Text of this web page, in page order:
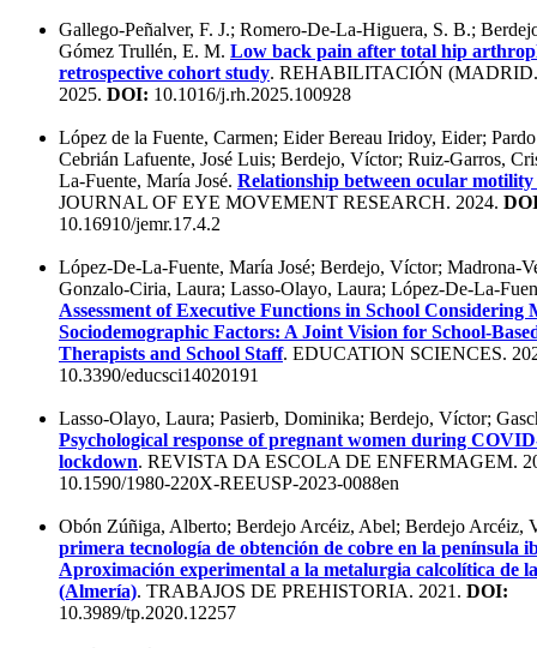
Gallego-Peñalver, F. J.; Romero-De-La-Higuera, S. B.;
Gómez Trullén, E. M. Low back pain after total hip
retrospective cohort study. REHABILITACIÓN
2025. DOI: 10.1016/j.rh.2025.100928
López de la Fuente, Carmen; Eider Bereau Iridoy, Eider;
Cebrián Lafuente, José Luis; Berdejo, Víctor; Ruiz-Garros,
La-Fuente, María José. Relationship between ocular
JOURNAL OF EYE MOVEMENT RESEARCH. 2024.
10.16910/jemr.17.4.2
López-De-La-Fuente, María José; Berdejo, Víctor; Madrona-
Gonzalo-Ciria, Laura; Lasso-Olayo, Laura; López-De-La-
Assessment of Executive Functions in School Considering
Sociodemographic Factors: A Joint Vision for School-
Therapists and School Staff. EDUCATION SCIENCES.
10.3390/educsci14020191
Lasso-Olayo, Laura; Pasierb, Dominika; Berdejo, Víctor;
Psychological response of pregnant women during
lockdown. REVISTA DA ESCOLA DE ENFERMAGEM.
10.1590/1980-220X-REEUSP-2023-0088en
Obón Zúñiga, Alberto; Berdejo Arcéiz, Abel; Berdejo Arcéiz,
primera tecnología de obtención de cobre en la península
Aproximación experimental a la metalurgia calcolítica de
(Almería). TRABAJOS DE PREHISTORIA. 2021. DOI:
10.3989/tp.2020.12257